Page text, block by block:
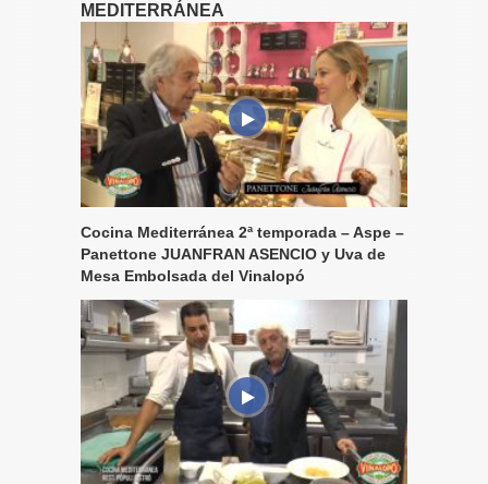
MEDITERRÁNEA
Cocina Mediterránea 2ª temporada – Aspe –
Panettone JUANFRAN ASENCIO y Uva de
Mesa Embolsada del Vinalopó